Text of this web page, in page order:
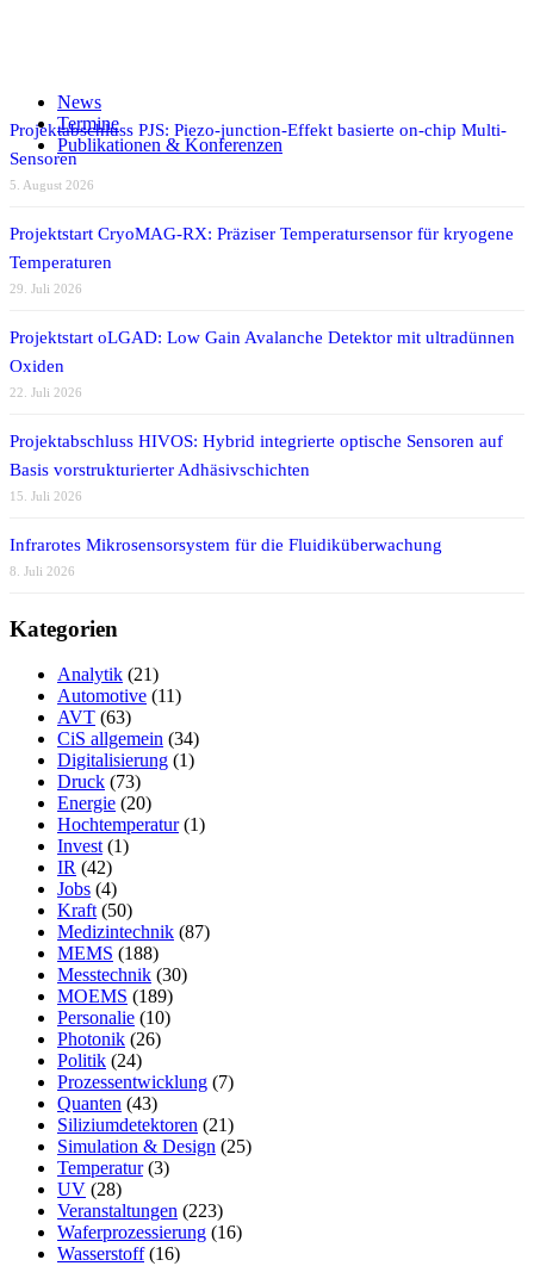
Teilen auf LinkedIn
Per E-Mail teilen
News
Termine
Publikationen & Konferenzen
Projektabschluss PJS: Piezo-junction-Effekt basierte on-chip Multi-
Sensoren
5. August 2026
Projektstart CryoMAG-RX: Präziser Temperatursensor für kryogene
Temperaturen
29. Juli 2026
Projektstart oLGAD: Low Gain Avalanche Detektor mit ultradünnen
Oxiden
22. Juli 2026
Projektabschluss HIVOS: Hybrid integrierte optische Sensoren auf
Basis vorstrukturierter Adhäsivschichten
15. Juli 2026
Infrarotes Mikrosensorsystem für die Fluidiküberwachung
8. Juli 2026
Kategorien
Analytik (21)
Automotive (11)
AVT (63)
CiS allgemein (34)
Digitalisierung (1)
Druck (73)
Energie (20)
Hochtemperatur(1)
Invest (1)
IR (42)
Jobs (4)
Kraft (50)
Medizintechnik (87)
MEMS (188)
Messtechnik (30)
MOEMS (189)
Personalie (10)
Photonik (26)
Politik (24)
Prozessentwicklung (7)
Quanten (43)
Siliziumdetektoren (21)
Simulation & Design (25)
Temperatur(3)
UV (28)
Veranstaltungen (223)
Waferprozessierung (16)
Wasserstoff(16)